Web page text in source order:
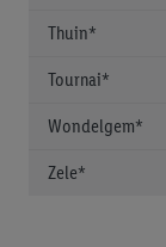
Thuin*
Tournai*
Wondelgem*
Zele*